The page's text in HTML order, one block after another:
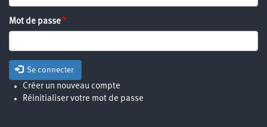
Mot de passe
Se connecter
Créer un nouveau compte
Réinitialiser votre mot de passe